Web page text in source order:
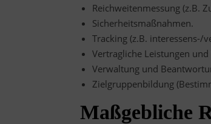
Reichweitenmessung (z.B.
Sicherheitsmaßnahmen.
Tracking (z.B. interessens-/
Vertragliche Leistungen und
Verwaltung und
Zielgruppenbildung
Maßgebliche